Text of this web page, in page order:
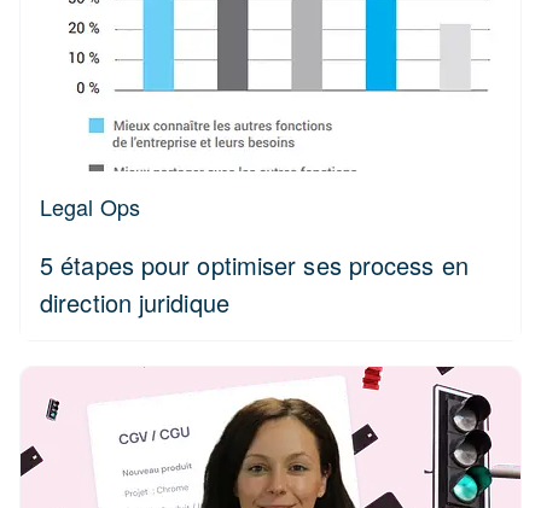
Legal Ops
5 étapes pour optimiser ses process en
direction juridique